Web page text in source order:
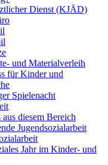
Dienst (KJÄD)
und Materialverleih
für Kinder und
Spielenacht
diesem Bereich
Jugendsozialarbeit
Jahr im Kinder- und